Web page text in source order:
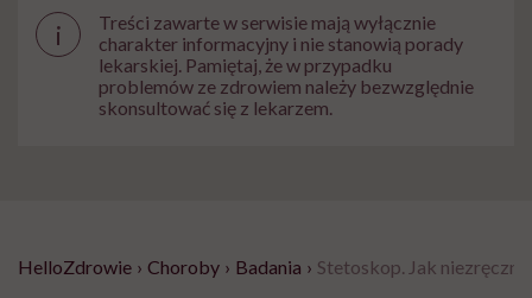
i
Treści zawarte w serwisie mają wyłącznie
charakter informacyjny i nie stanowią porady
lekarskiej. Pamiętaj, że w przypadku
problemów ze zdrowiem należy bezwzględnie
skonsultować się z lekarzem.
HelloZdrowie › Choroby › Badania › Stetoskop. Jak